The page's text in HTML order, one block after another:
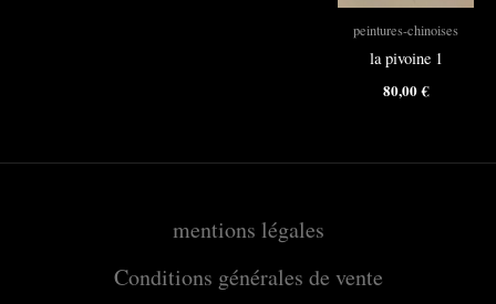
peintures-chinoises
la pivoine 1
80,00€
mentions légales
Conditions générales de vente